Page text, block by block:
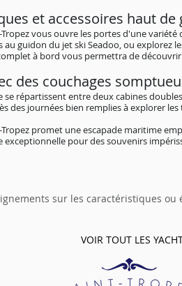
et accessoires haut de
Tropez vous ouvre les portes d'une
au guidon du jet ski Seadoo, ou explorez
à bord vous permettra de
des couchages
se répartissent entre deux cabines
des journées bien remplies à explorer les
Tropez promet une escapade maritime
pour des souvenirs
sur les caractéristiques ou
VOIR TOUT LES